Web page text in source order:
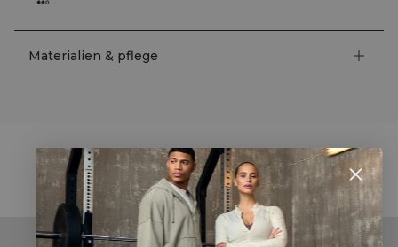
Materialien & pflege
STYLE WITH